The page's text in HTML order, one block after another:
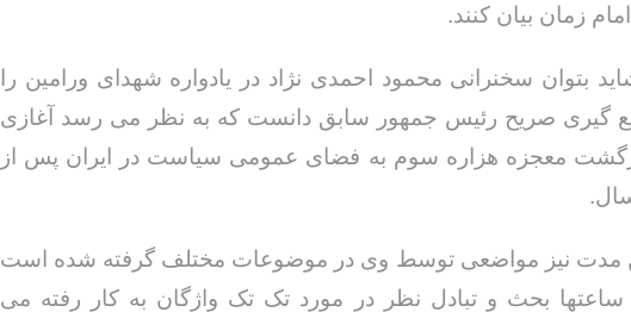
زمان بیان کنند.
شاید بتوان سخنرانی محمود احمدی نژاد در یادواره شهدای ورامین را
گیری صریح رئیس جمهور سابق دانست که به نظر می رسد آغازی
معجزه هزاره سوم به فضای عمومی سیاست در ایران پس از
مدت نیز مواضعی توسط وی در موضوعات مختلف گرفته شده است
ساعتها بحث و تبادل نظر در مورد تک تک واژگان به کار رفته می